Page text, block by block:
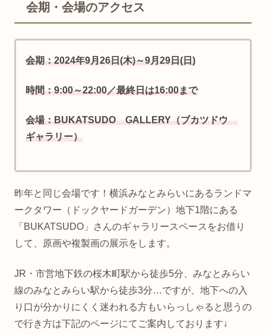
会期・会場のアクセス
会期：2024年9月26日(木)～9月29日(日)
時間：9:00～22:00／最終日は16:00まで
会場：BUKATSUDO GALLERY（ブカツドウ
ギャラリー）
昨年と同じ会場です！横浜みなとみらいにあるランドマ
ークタワー（ドックヤードガーデン）地下1階にある
「BUKATSUDO」さんのギャラリースペースをお借り
して、原画や複製画の展示をします。
JR・市営地下鉄の桜木町駅から徒歩5分、みなとみらい
線のみなとみらい駅から徒歩3分…ですが、地下への入
り口が分かりにくく迷われる方もいらっしゃると思うの
で行き方は下記のページにてご案内しております↓